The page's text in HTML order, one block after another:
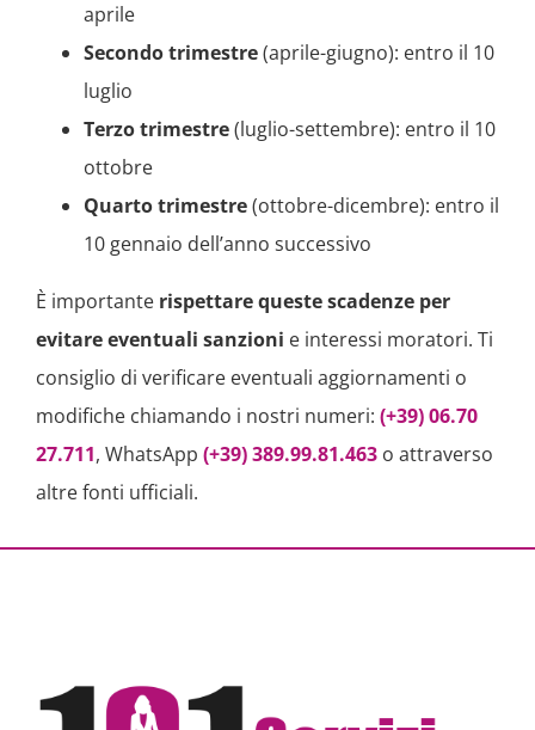
aprile
Secondo trimestre(aprile-giugno): entro il 10
luglio
Terzo trimestre(luglio-settembre): entro il 10
ottobre
Quarto trimestre(ottobre-dicembre): entro il
10 gennaio dell’anno successivo
È importante rispettare queste scadenze per
evitare eventuali sanzioni e interessi moratori. Ti
consiglio di verificare eventuali aggiornamenti o
modifiche chiamando i nostri numeri: (+39) 06.70
27.711, WhatsApp (+39) 389.99.81.463o attraverso
altre fonti ufficiali.